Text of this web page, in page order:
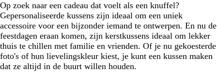
Op zoek naar een cadeau dat voelt als een knuffel?
Gepersonaliseerde kussens zijn ideaal om een uniek
accessoire voor een bijzonder iemand te ontwerpen. En nu de
feestdagen eraan komen, zijn kerstkussens ideaal om lekker
thuis te chillen met familie en vrienden. Of je nu gekoesterde
foto's of hun lievelingskleur kiest, je kunt een kussen maken
dat ze altijd in de buurt willen houden.